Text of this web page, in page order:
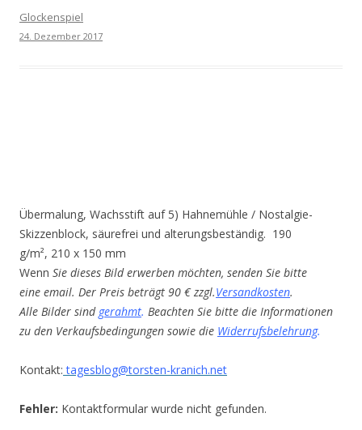
Glockenspiel
24. Dezember 2017
Übermalung, Wachsstift auf 5) Hahnemühle / Nostalgie-
Skizzenblock, säurefrei und alterungsbeständig. 190
g/m², 210 x 150 mm
Wenn Sie dieses Bild erwerben möchten, senden Sie bitte
eine email. Der Preis beträgt 90 € zzgl.Versandkosten.
Alle Bilder sind gerahmt. Beachten Sie bitte die Informationen
zu den Verkaufsbedingungen sowie die Widerrufsbelehrung.
Kontakt: tagesblog@torsten-kranich.net
Fehler: Kontaktformular wurde nicht gefunden.